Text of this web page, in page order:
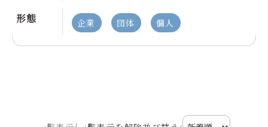
形態 企業 団体 個人